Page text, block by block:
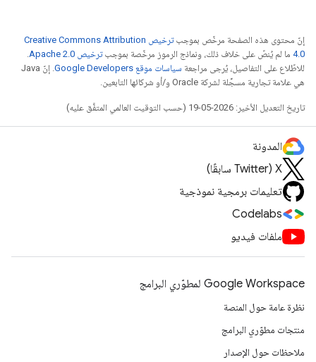
إنّ محتوى هذه الصفحة مرخّص بموجب
ترخيص Creative Commons Attribution
4.0‏ ما لم يُنصّ على خلاف ذلك، ونماذج الرموز مرخّصة بموجبترخيص Apache 2.0‏
للاطّلاع على التفاصيل، يُرجى مراجعة سياسات موقع Google Developers‏
. إنّ Java
هي علامة تجارية مسجَّلة لشركة Oracle و/أو شركائها التابعين.
تاريخ التعديل الأخير: 2026-05-19 (حسب التوقيت العالمي المتفَّق عليه)
المدونة
‫X ‏(Twitter سابقًا)
تعليمات برمجية نموذجية
Codelabs
ملفات فيديو
Google Workspace لمطوّري البرامج
نظرة عامة حول المنصة
منتجات مطوّري البرامج
ملاحظات حول الإصدار